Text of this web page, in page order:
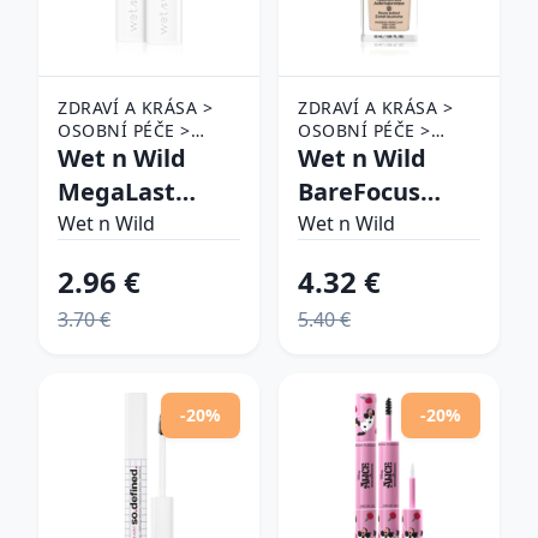
ZDRAVÍ A KRÁSA >
OSOBNÍ PÉČE >
KOSMETIKA > MAKE-
RTY > RTĚNKY
Wet n Wild
MegaLast
lesklý rúž s
účinkom
odtieň Fire-
Wet n Wild
2.96 €
3.70 €
ZDRAVÍ A KRÁSA >
OSOBNÍ PÉČE >
KOSMETIKA > MAKE-
Wet n Wild
BareFocus
Niacinamide
hydratačný
make-up
Beige (Warm)
32 ml
Wet n Wild
4.32 €
5.40 €
-20% -20%